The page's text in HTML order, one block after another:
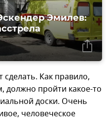
Эмилев:
Как правило,
должно пройти какое-то
доски. Очень
человеческое